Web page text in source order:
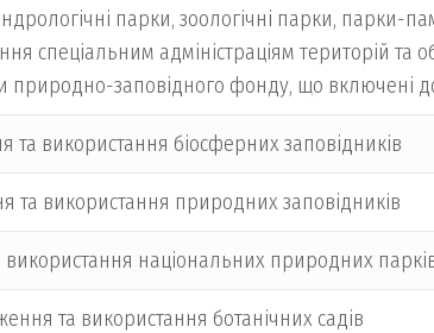
парки, зоологічні парки, парки-
спеціальним адміністраціям територій та
природно-заповідного фонду, що включені
та використання біосферних заповідників
та використання природних заповідників
національних природних
та використання ботанічних садів